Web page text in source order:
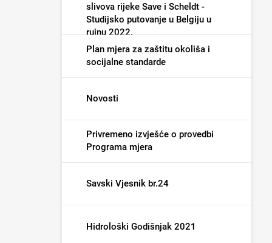
slivova rijeke Save i Scheldt -
Studijsko putovanje u Belgiju u
rujnu 2022.
Plan mjera za zaštitu okoliša i
socijalne standarde
Novosti
Privremeno izvješće o provedbi
Programa mjera
Savski Vjesnik br.24
Hidrološki Godišnjak 2021